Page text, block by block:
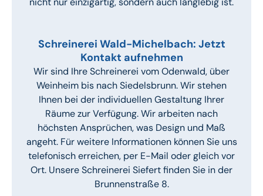
Schreinerei Wald-Michelbach: Jetzt
Kontakt aufnehmen
Wir sind Ihre Schreinerei vom Odenwald, über
Weinheim bis nach Siedelsbrunn. Wir stehen
Ihnen bei der individuellen Gestaltung Ihrer
Räume zur Verfügung. Wir arbeiten nach
höchsten Ansprüchen, was Design und Maß
angeht. Für weitere Informationen können Sie uns
telefonisch erreichen, per E-Mail oder gleich vor
Ort. Unsere Schreinerei Siefert finden Sie in der
Brunnenstraße 8.